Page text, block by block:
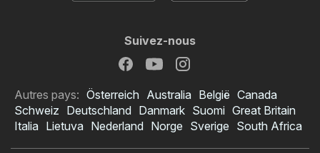
Suivez-nous
Autres pays: Österreich Australia België Canada
Schweiz Deutschland Danmark Suomi Great Britain
Italia Lietuva Nederland Norge Sverige South Africa